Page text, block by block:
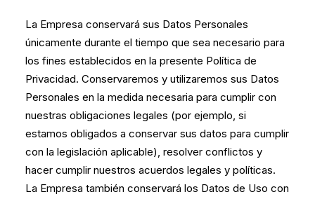
La Empresa conservará sus Datos Personales
únicamente durante el tiempo que sea necesario para
los fines establecidos en la presente Política de
Privacidad. Conservaremos y utilizaremos sus Datos
Personales en la medida necesaria para cumplir con
nuestras obligaciones legales (por ejemplo, si
estamos obligados a conservar sus datos para cumplir
con la legislación aplicable), resolver conflictos y
hacer cumplir nuestros acuerdos legales y políticas.
La Empresa también conservará los Datos de Uso con